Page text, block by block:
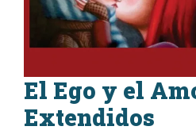
El Ego y el
Extendidos